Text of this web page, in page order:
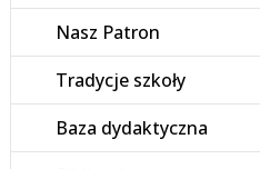
Nasz Patron
Tradycje szkoły
Baza dydaktyczna